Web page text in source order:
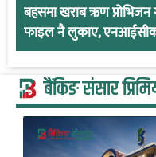
बहसमा खराब ऋण प्रोभिजन
फाइल नै लुकाए,
बैंकिङ संसार